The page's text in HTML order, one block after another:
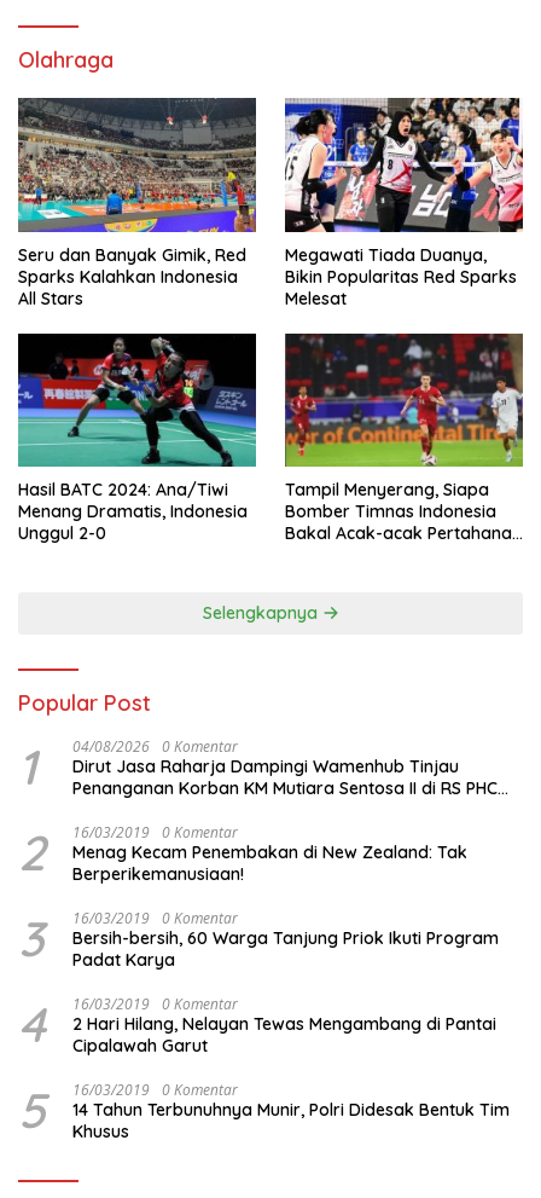
Olahraga
Seru dan Banyak Gimik, Red
Sparks Kalahkan Indonesia
All Stars
Megawati Tiada Duanya,
Bikin Popularitas Red Sparks
Melesat
Hasil BATC 2024: Ana/Tiwi
Menang Dramatis, Indonesia
Unggul 2-0
Tampil Menyerang, Siapa
Bomber Timnas Indonesia
Bakal Acak-acak Pertahanan
Selengkapnya
Popular Post
1 04/08/2026 0 Komentar
Dirut Jasa Raharja Dampingi Wamenhub Tinjau
Penanganan Korban KM Mutiara Sentosa II di RS PHC
2 16/03/2019 0 Komentar
Menag Kecam Penembakan di New Zealand: Tak
Berperikemanusiaan!
3 16/03/2019 0 Komentar
Bersih-bersih, 60 Warga Tanjung Priok Ikuti Program
Padat Karya
4 16/03/2019 0 Komentar
2 Hari Hilang, Nelayan Tewas Mengambang di Pantai
Cipalawah Garut
5 16/03/2019 0 Komentar
14 Tahun Terbunuhnya Munir, Polri Didesak Bentuk Tim
Khusus